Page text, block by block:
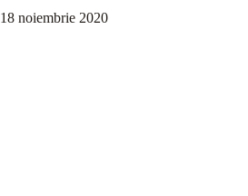
18 noiembrie 2020